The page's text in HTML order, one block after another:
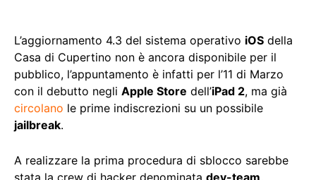
L’aggiornamento 4.3 del sistema operativo iOS della
Casa di Cupertino non è ancora disponibile per il
pubblico, l’appuntamento è infatti per l’11 di Marzo
con il debutto negli Apple Store dell’iPad 2, ma già
circolano le prime indiscrezioni su un possibile
jailbreak.
A realizzare la prima procedura di sblocco sarebbe